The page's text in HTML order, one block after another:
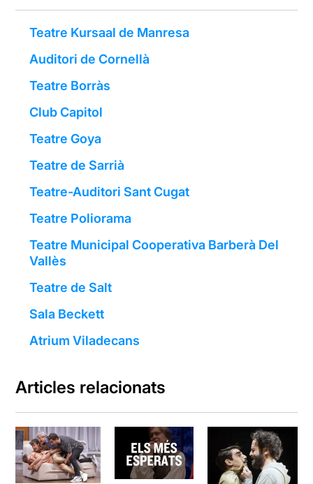
Teatre Kursaal de Manresa
Auditori de Cornellà
Teatre Borràs
Club Capitol
Teatre Goya
Teatre de Sarrià
Teatre-Auditori Sant Cugat
Teatre Poliorama
Teatre Municipal Cooperativa Barberà Del
Vallès
Teatre de Salt
Sala Beckett
Atrium Viladecans
Articles relacionats